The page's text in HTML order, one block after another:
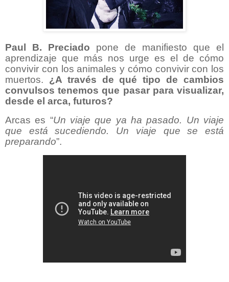
Paul B. Preciado pone de manifiesto que el
aprendizaje que más nos urge es el de cómo
convivir con los animales y cómo convivir con los
muertos. ¿A través de qué tipo de cambios
convulsos tenemos que pasar para visualizar,
desde el arca, futuros?
Arcas es “Un viaje que ya ha pasado. Un viaje
que está sucediendo. Un viaje que se está
preparando”.